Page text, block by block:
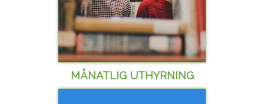
MÅNATLIG UTHYRNING